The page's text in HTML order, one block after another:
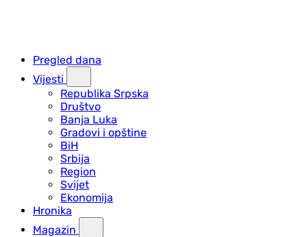
Pregled dana
Vijesti
Republika Srpska
Društvo
Banja Luka
Gradovi i opštine
BiH
Srbija
Region
Svijet
Ekonomija
Hronika
Magazin